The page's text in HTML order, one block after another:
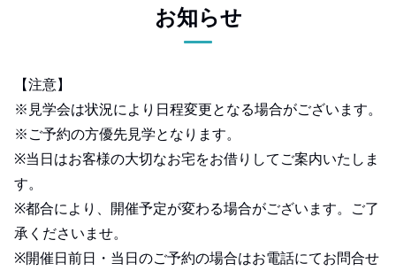
お知らせ
【注意】
※見学会は状況により日程変更となる場合がございます。
※ご予約の方優先見学となります。
※当日はお客様の大切なお宅をお借りしてご案内いたしま
す。
※都合により、開催予定が変わる場合がございます。ご了
承くださいませ。
※開催日前日・当日のご予約の場合はお電話にてお問合せ